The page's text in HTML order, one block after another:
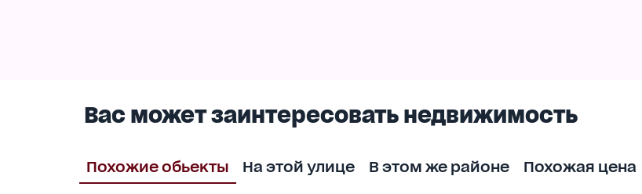
Вас может заинтересовать недвижимость
Похожие обьекты На этой улице В этом же районе Похожая цена